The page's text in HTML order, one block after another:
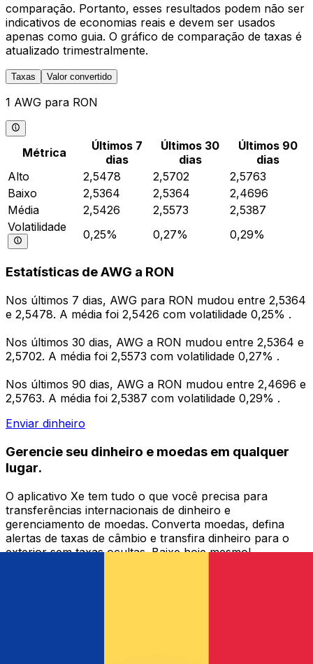
comparação. Portanto, esses resultados podem não ser
indicativos de economias reais e devem ser usados
apenas como guia. O gráfico de comparação de taxas é
atualizado trimestralmente.
Taxas Valor convertido
1 AWG para RON
Métrica
Últimos 7
dias
Últimos 30
dias
Últimos 90
dias
Alto
2,5478 2,5702
2,5763
Baixo
2,5364 2,5364
2,4696
Média
2,5426 2,5573
2,5387
Volatilidade
0,25% 0,27% 0,29%
Estatísticas de AWG a RON
Nos últimos 7 dias, AWG para RON mudou entre 2,5364
e 2,5478. A média foi 2,5426 com volatilidade 0,25% .
Nos últimos 30 dias, AWG a RON mudou entre 2,5364 e
2,5702. A média foi 2,5573 com volatilidade 0,27% .
Nos últimos 90 dias, AWG a RON mudou entre 2,4696 e
2,5763. A média foi 2,5387 com volatilidade 0,29% .
Enviar dinheiro
Gerencie seu dinheiro e moedas em qualquer
lugar.
O aplicativo Xe tem tudo o que você precisa para
transferências internacionais de dinheiro e
gerenciamento de moedas. Converta moedas, defina
alertas de taxas de câmbio e transfira dinheiro para o
exterior sem taxas ocultas. Baixe hoje mesmo!